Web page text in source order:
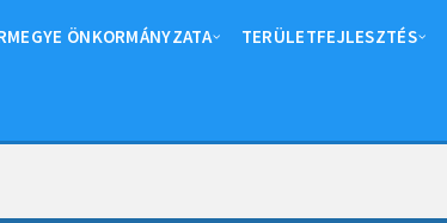
ÖNKORMÁNYZATA TERÜLETFEJLESZTÉS